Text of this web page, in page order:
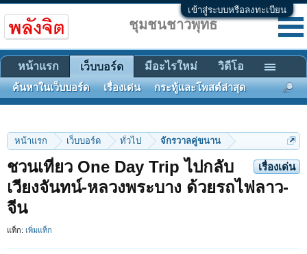
เข้าสู่ระบบหรือลงทะเบียน
หน้าแรก เว็บบอร์ด ทั่วไป จักรวาลคู่ขนาน
เรื่องเด่น
ชวนเที่ยว One Day Trip ไปกลับ
เวียงจันทน์-หลวงพระบาง ด้วยรถไฟลาว-
จีน
แท็ก: เพิ่มแท็ก
ชุมชนชาวพุทธ
หน้าแรก เว็บบอร์ด
ค้นหาในเว็บบอร์ด เรื่องเด่น กระทู้และโพสต์ล่าสุด
มีอะไรใหม่ วิดีโอ